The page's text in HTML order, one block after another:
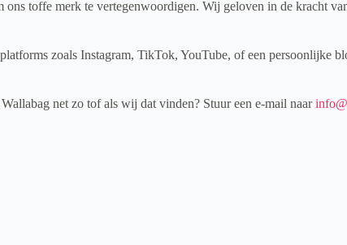
toffe merk te vertegenwoordigen. Wij geloven in de kracht
zoals Instagram, TikTok, YouTube, of een persoonlijke
net zo tof als wij dat vinden? Stuur een e-mail naar